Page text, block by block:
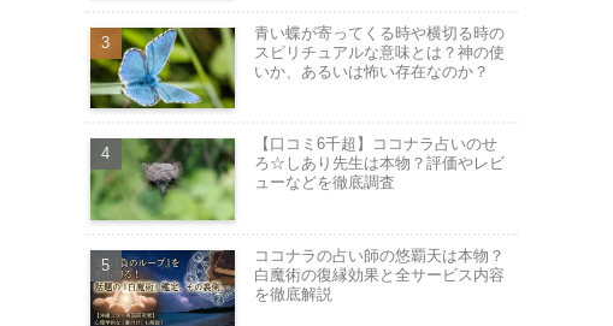
青い蝶が寄ってくる時や横切る時の
スピリチュアルな意味とは？神の使
いか、あるいは怖い存在なのか？
【口コミ6千超】ココナラ占いのせ
ろ☆しあり先生は本物？評価やレビ
ューなどを徹底調査
ココナラの占い師の悠覇天は本物？
白魔術の復縁効果と全サービス内容
を徹底解説